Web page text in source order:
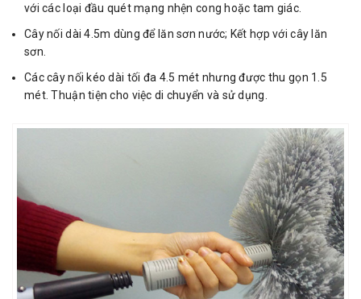
với các loại đầu quét mạng nhện cong hoặc tam giác.
Cây nối dài 4.5m dùng để lăn sơn nước; Kết hợp với cây lăn
sơn.
Các cây nối kéo dài tối đa 4.5 mét nhưng được thu gọn 1.5
mét. Thuận tiện cho việc di chuyển và sử dụng.